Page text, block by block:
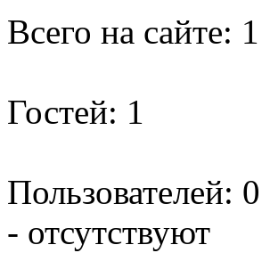
Всего на сайте: 1
Гостей: 1
Пользователей: 0
- отсутствуют